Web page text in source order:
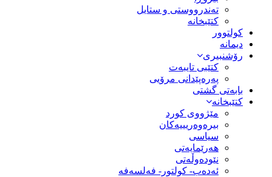
تەندرووستی و ستایل
کتێبخانە
کولتوور
دیمانە
رۆشنبیری
کتێبی تایبەت
پەرەپێدانی مرۆیی
بابەتی گشتی
کتێبخانە
مێژووى کورد
بیرەوەریییەکان
سیاسى
هەرێمایەتی
نێودەوڵەتی
ئەدەب- کولتور- فەلسەفە